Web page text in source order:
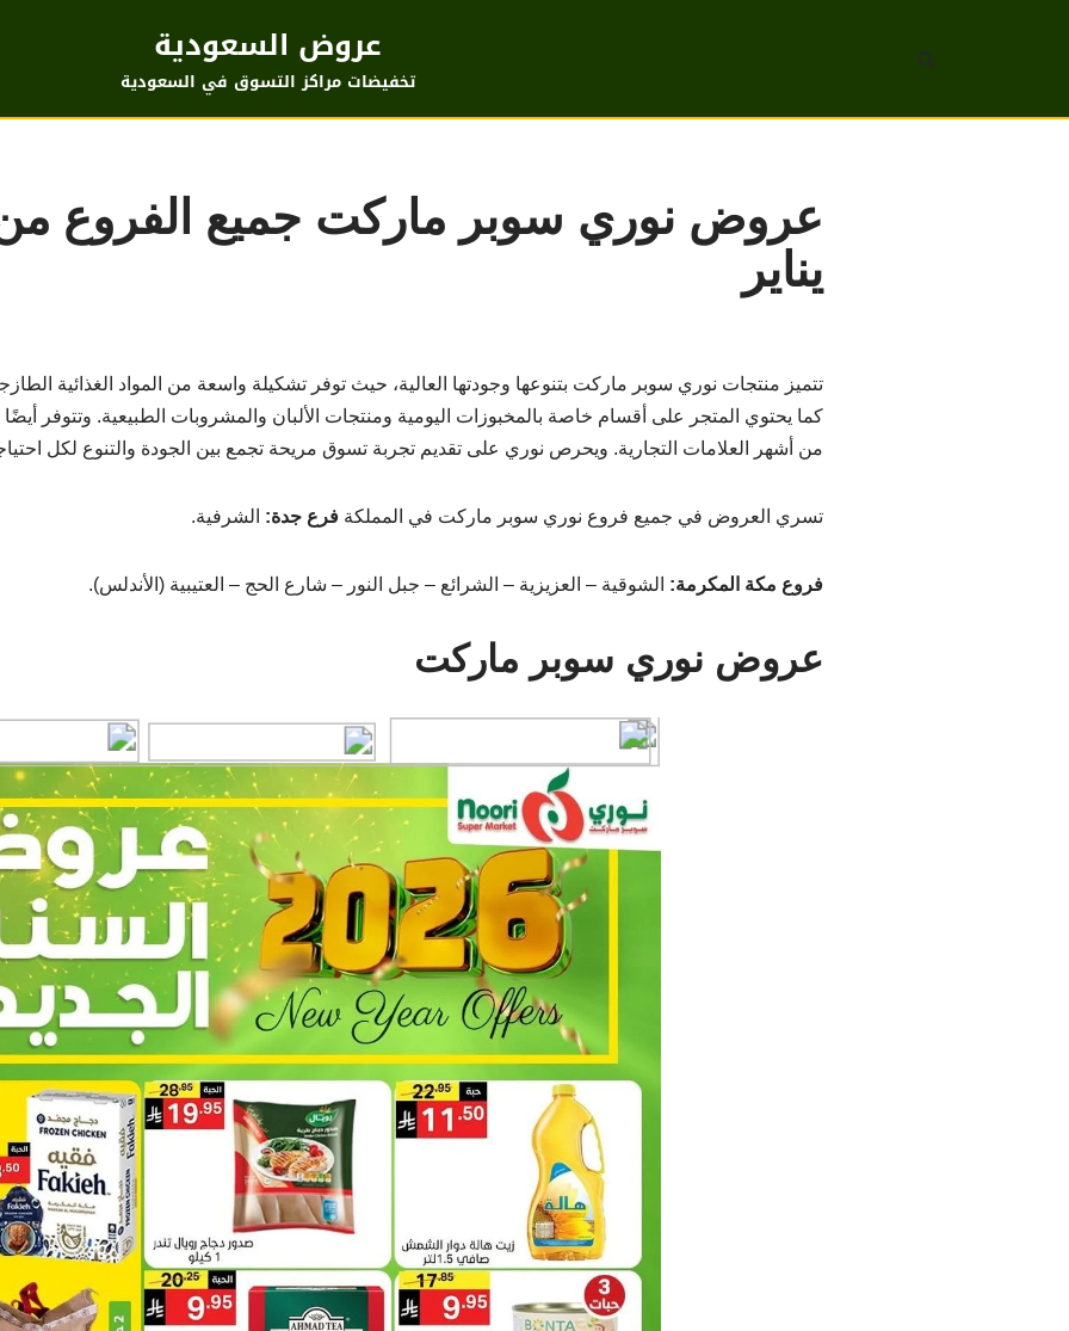
عروض السعودية
تخفيضات مراكز التسوق في السعودية
يناير
تتميز منتجات نوري سوبر ماركت بتنوعها وجودتها العالية، حيث توفر تشكيلة واسعة من المواد الغذائية
كما يحتوي المتجر على أقسام خاصة بالمخبوزات اليومية ومنتجات الألبان والمشروبات الطبيعية. وتتوفر أيضًا
من أشهر العلامات التجارية. ويحرص نوري على تقديم تجربة تسوق مريحة تجمع بين الجودة والتنوع لكل
تسري العروض في جميع فروع نوري سوبر ماركت في المملكةفرع جدة: الشرفية.
فروع مكة المكرمة: الشوقية – العزيزية – الشرائع – جبل النور – شارع الحج – العتيبية (الأندلس).
عروض نوري سوبر ماركت